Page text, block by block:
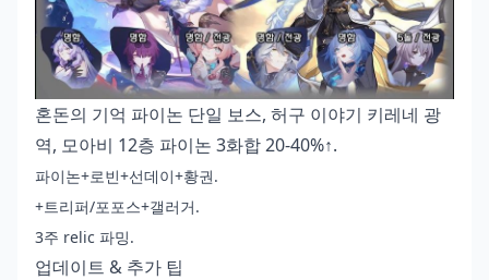
혼돈의 기억 파이논 단일 보스, 허구 이야기 키레네 광
역, 모아비 12층 파이논 3화합 20-40%↑.
파이논+로빈+선데이+황권.
+트리퍼/포포스+갤러거.
3주 relic 파밍.
업데이트 & 추가 팁